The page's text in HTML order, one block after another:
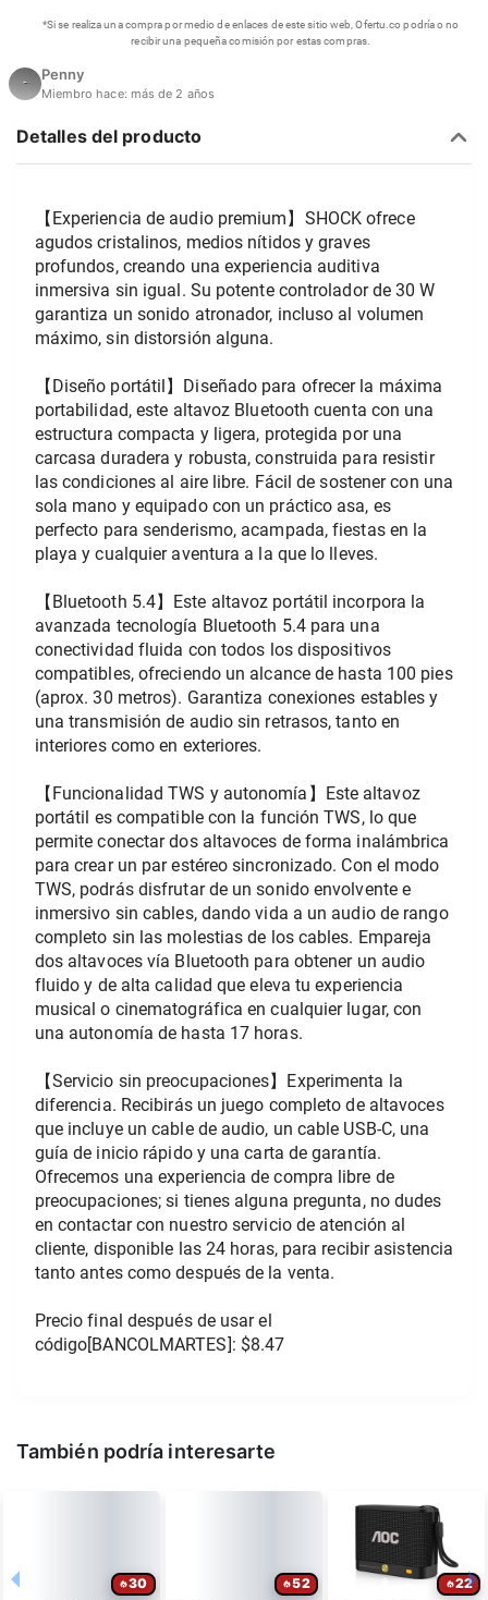
*Si se realiza una compra por medio de enlaces de este sitio web, Ofertu.co podría o no
recibir una pequeña comisión por estas compras.
Penny
Miembro hace: más de 2 años
Detalles del producto
【Experiencia de audio premium】SHOCK ofrece
agudos cristalinos, medios nítidos y graves
profundos, creando una experiencia auditiva
inmersiva sin igual. Su potente controlador de 30 W
garantiza un sonido atronador, incluso al volumen
máximo, sin distorsión alguna.
【Diseño portátil】Diseñado para ofrecer la máxima
portabilidad, este altavoz Bluetooth cuenta con una
estructura compacta y ligera, protegida por una
carcasa duradera y robusta, construida para resistir
las condiciones al aire libre. Fácil de sostener con una
sola mano y equipado con un práctico asa, es
perfecto para senderismo, acampada, fiestas en la
playa y cualquier aventura a la que lo lleves.
【Bluetooth 5.4】Este altavoz portátil incorpora la
avanzada tecnología Bluetooth 5.4 para una
conectividad fluida con todos los dispositivos
compatibles, ofreciendo un alcance de hasta 100 pies
(aprox. 30 metros). Garantiza conexiones estables y
una transmisión de audio sin retrasos, tanto en
interiores como en exteriores.
【Funcionalidad TWS y autonomía】Este altavoz
portátil es compatible con la función TWS, lo que
permite conectar dos altavoces de forma inalámbrica
para crear un par estéreo sincronizado. Con el modo
TWS, podrás disfrutar de un sonido envolvente e
inmersivo sin cables, dando vida a un audio de rango
completo sin las molestias de los cables. Empareja
dos altavoces vía Bluetooth para obtener un audio
fluido y de alta calidad que eleva tu experiencia
musical o cinematográfica en cualquier lugar, con
una autonomía de hasta 17 horas.
【Servicio sin preocupaciones】Experimenta la
diferencia. Recibirás un juego completo de altavoces
que incluye un cable de audio, un cable USB-C, una
guía de inicio rápido y una carta de garantía.
Ofrecemos una experiencia de compra libre de
preocupaciones; si tienes alguna pregunta, no dudes
en contactar con nuestro servicio de atención al
cliente, disponible las 24 horas, para recibir asistencia
tanto antes como después de la venta.
Precio final después de usar el
código[BANCOLMARTES]: $8.47
También podría interesarte
30 52 22